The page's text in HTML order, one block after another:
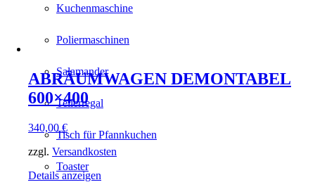
Kuchenmaschine
Poliermaschinen
Salamander
Tellerregal
Tisch für Pfannkuchen
Toaster
ABRÄUMWAGEN DEMONTABEL
600×400
340,00 €
zzgl. Versandkosten
Details anzeigen